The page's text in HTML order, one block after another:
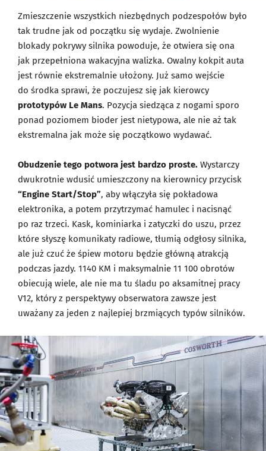
Zmieszczenie wszystkich niezbędnych podzespołów było
tak trudne jak od początku się wydaje. Zwolnienie
blokady pokrywy silnika powoduje, że otwiera się ona
jak przepełniona wakacyjna walizka. Owalny kokpit auta
jest równie ekstremalnie ułożony. Już samo wejście
do środka sprawi, że poczujesz się jak kierowcy
prototypów Le Mans. Pozycja siedząca z nogami sporo
ponad poziomem bioder jest nietypowa, ale nie aż tak
ekstremalna jak może się początkowo wydawać.
Obudzenie tego potwora jest bardzo proste. Wystarczy
dwukrotnie wdusić umieszczony na kierownicy przycisk
“Engine Start/Stop”, aby włączyła się pokładowa
elektronika, a potem przytrzymać hamulec i nacisnąć
po raz trzeci. Kask, kominiarka i zatyczki do uszu, przez
które słyszę komunikaty radiowe, tłumią odgłosy silnika,
ale już czuć że śpiew motoru będzie główną atrakcją
podczas jazdy. 1140 KM i maksymalnie 11 100 obrotów
obiecują wiele, ale nie ma tu śladu po aksamitnej pracy
V12, który z perspektywy obserwatora zawsze jest
uważany za jeden z najlepiej brzmiących typów silników.